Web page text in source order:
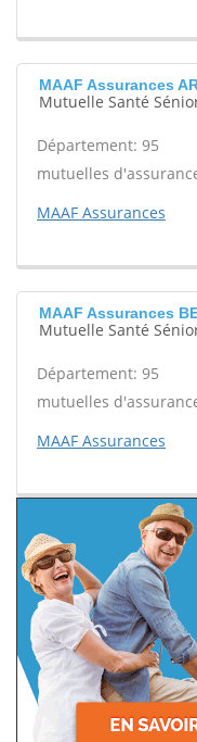
MAAF Assurances
Mutuelle Santé
Département: 95
mutuelles
MAAF Assurances
MAAF Assurances
Mutuelle Santé
Département: 95
mutuelles
MAAF Assurances